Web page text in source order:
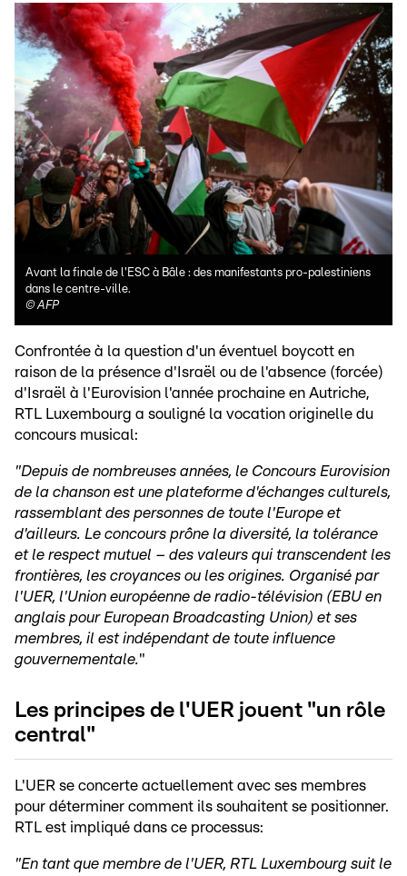
Avant la finale de l'ESC à Bâle : des manifestants pro-palestiniens
dans le centre-ville.
©AFP
Confrontée à la question d'un éventuel boycott en
raison de la présence d'Israël ou de l'absence (forcée)
d'Israël à l'Eurovision l'année prochaine en Autriche,
RTL Luxembourg a souligné la vocation originelle du
concours musical:
"Depuis de nombreuses années, le Concours Eurovision
de la chanson est une plateforme d'échanges culturels,
rassemblant des personnes de toute l'Europe et
d'ailleurs. Le concours prône la diversité, la tolérance
et le respect mutuel – des valeurs qui transcendent les
frontières, les croyances ou les origines. Organisé par
l'UER, l'Union européenne de radio-télévision (EBU en
anglais pour European Broadcasting Union) et ses
membres, il est indépendant de toute influence
gouvernementale."
Les principes de l'UER jouent "un rôle
central"
L'UER se concerte actuellement avec ses membres
pour déterminer comment ils souhaitent se positionner.
RTL est impliqué dans ce processus:
"En tant que membre de l'UER, RTL Luxembourg suit le